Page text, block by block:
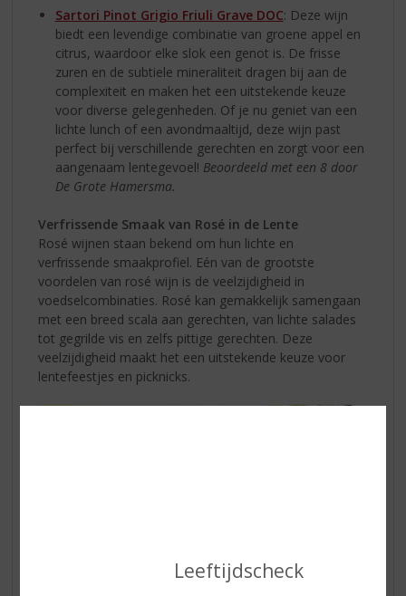
Leeftijdscheck
Sartori Pinot Grigio Friuli Grave DOC: Deze wijn
biedt een levendige combinatie van groene appel en
citrus, waardoor elke slok een genot is. De frisse
zuren en de subtiele mineraliteit dragen bij aan de
complexiteit en maken het een uitstekende keuze
voor diverse gelegenheden. Of je nu geniet van een
lichte lunch of een avondmaaltijd, deze wijn past
perfect bij verschillende gerechten en zorgt voor een
aangenaam lentegevoel! Beoordeeld met een 8 door
De Grote Hamersma.
Verfrissende Smaak van Rosé in de Lente
Rosé wijnen staan bekend om hun lichte en
verfrissende smaakprofiel. Eén van de grootste
voordelen van rosé wijn is de veelzijdigheid in
voedselcombinaties. Rosé kan gemakkelijk samengaan
met een breed scala aan gerechten, van lichte salades
tot gegrilde vis en zelfs pittige gerechten. Deze
veelzijdigheid maakt het een uitstekende keuze voor
lentefeestjes en picknicks.